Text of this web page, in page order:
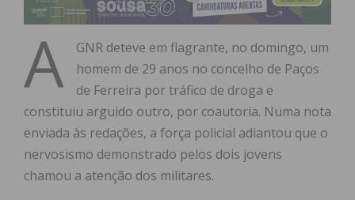
A
GNR deteve em flagrante, no domingo, um
homem de 29 anos no concelho de Paços
de Ferreira por tráfico de droga e
constituiu arguido outro, por coautoria. Numa nota
enviada às redações, a força policial adiantou que o
nervosismo demonstrado pelos dois jovens
chamou a atenção dos militares.